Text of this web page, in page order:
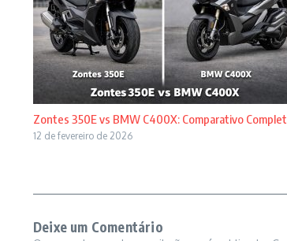
Zontes 350E vs BMW C400X: Comparativo
12 de fevereiro de 2026
Deixe um Comentário